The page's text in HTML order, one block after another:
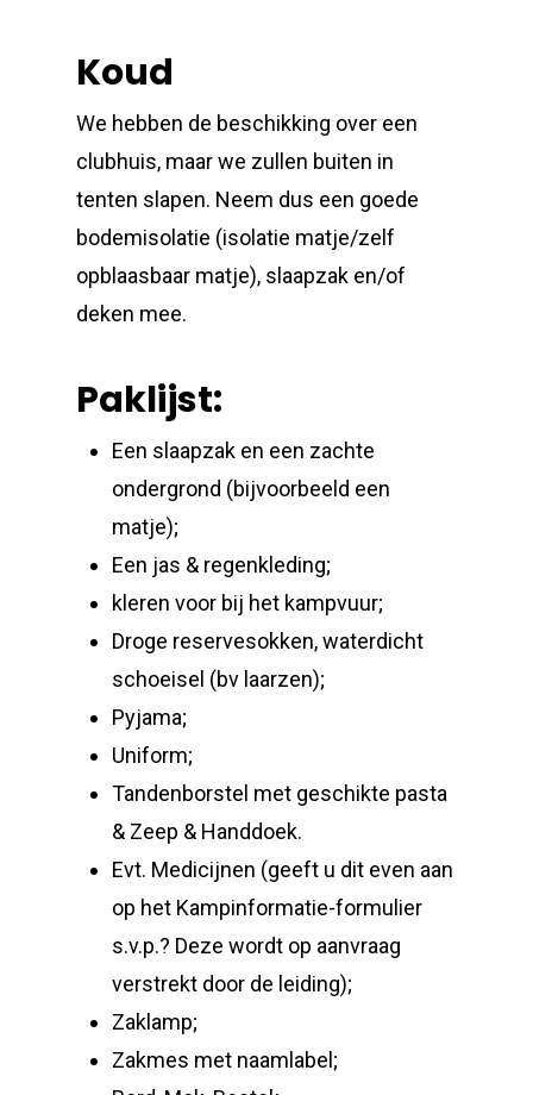
Koud
We hebben de beschikking over een
clubhuis, maar we zullen buiten in
tenten slapen. Neem dus een goede
bodemisolatie (isolatie matje/zelf
opblaasbaar matje), slaapzak en/of
deken mee.
Paklijst:
Een slaapzak en een zachte
ondergrond (bijvoorbeeld een
matje);
Een jas & regenkleding;
kleren voor bij het kampvuur;
Droge reservesokken, waterdicht
schoeisel (bv laarzen);
Pyjama;
Uniform;
Tandenborstel met geschikte pasta
& Zeep & Handdoek.
Evt. Medicijnen (geeft u dit even aan
op het Kampinformatie-formulier
s.v.p.? Deze wordt op aanvraag
verstrekt door de leiding);
Zaklamp;
Zakmes met naamlabel;